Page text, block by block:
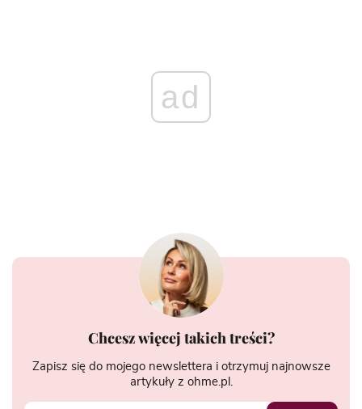
ad
Chcesz więcej takich treści?
Zapisz się do mojego newslettera i otrzymuj najnowsze
artykuły z ohme.pl.